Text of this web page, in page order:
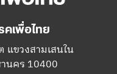
เพื่อไทย
แขวงสามเสนใน
นคร 10400